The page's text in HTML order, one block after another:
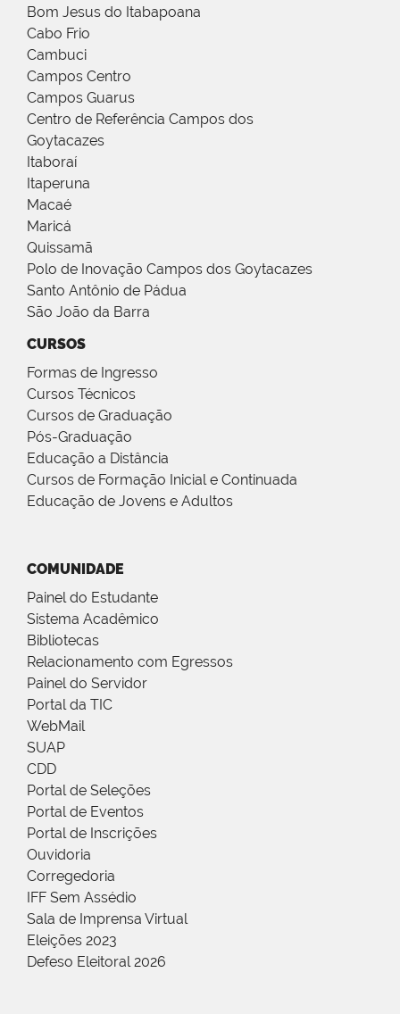
Bom Jesus do Itabapoana
Cabo Frio
Cambuci
Campos Centro
Campos Guarus
Centro de Referência Campos dos
Goytacazes
Itaboraí
Itaperuna
Macaé
Maricá
Quissamã
Polo de Inovação Campos dos Goytacazes
Santo Antônio de Pádua
São João da Barra
CURSOS
Formas de Ingresso
Cursos Técnicos
Cursos de Graduação
Pós-Graduação
Educação a Distância
Cursos de Formação Inicial e Continuada
Educação de Jovens e Adultos
COMUNIDADE
Painel do Estudante
Sistema Acadêmico
Bibliotecas
Relacionamento com Egressos
Painel do Servidor
Portal da TIC
WebMail
SUAP
CDD
Portal de Seleções
Portal de Eventos
Portal de Inscrições
Ouvidoria
Corregedoria
IFF Sem Assédio
Sala de Imprensa Virtual
Eleições 2023
Defeso Eleitoral 2026